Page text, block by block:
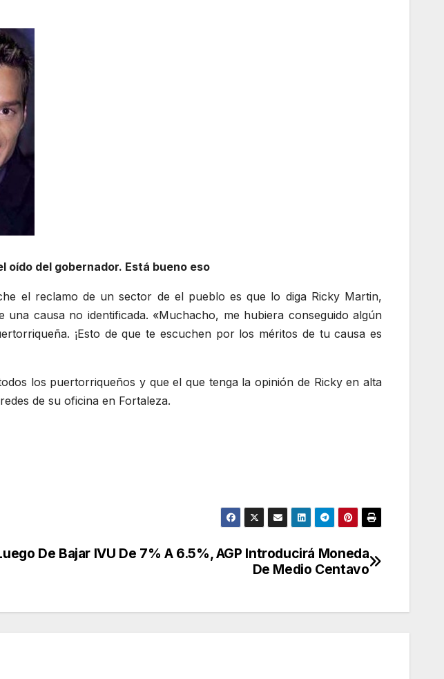
oído del gobernador. Está bueno eso
el reclamo de un sector de el pueblo es que lo diga Ricky Martin,
causa no identificada. «Muchacho, me hubiera conseguido algún
¡Esto de que te escuchen por los méritos de tu causa es
los puertorriqueños y que el que tenga la opinión de Ricky en alta
de su oficina en Fortaleza.
De Bajar IVU De 7% A 6.5%, AGP Introducirá Moneda
De Medio Centavo